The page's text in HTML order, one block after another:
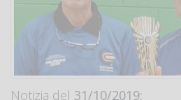
Notizia del 31/10/2019: